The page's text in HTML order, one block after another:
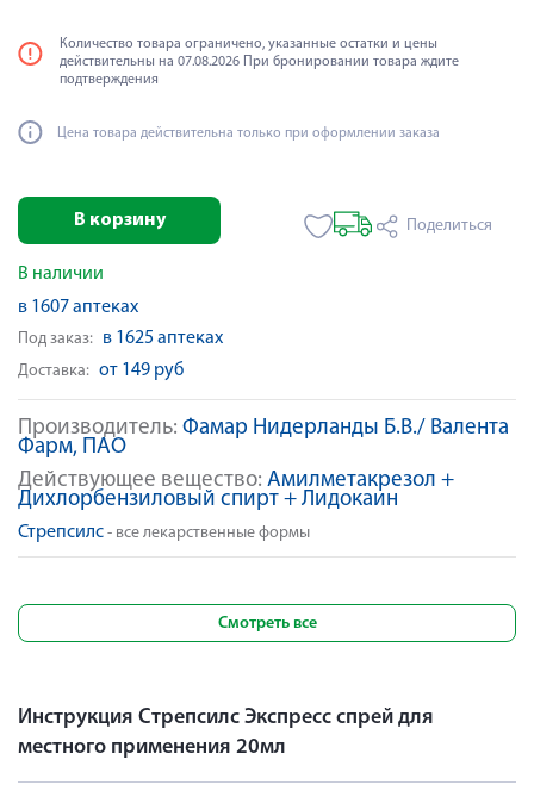
Производитель: Фамар Нидерланды Б.В./ Валента
Фарм, ПАО
Действующее вещество: Амилметакрезол +
Дихлорбензиловый спирт + Лидокаин
Стрепсилс - все лекарственные формы
Количество товара ограничено, указанные остатки и цены
действительны на 07.08.2026 При бронировании товара ждите
подтверждения
Цена товара действительна только при оформлении заказа
В корзину Поделиться
В наличии
в 1607 аптеках
Под заказ: в 1625 аптеках
Доставка: от 149 руб
Смотреть все
Инструкция Стрепсилс Экспресс спрей для
местного применения 20мл